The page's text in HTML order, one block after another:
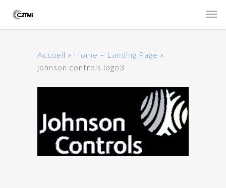
Accueil » Home – Landing Page »
johnson controls logo3